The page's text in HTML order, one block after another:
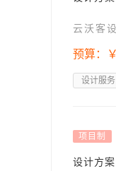
云沃客
预算：
设计服务
项目制
设计方